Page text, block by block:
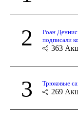
2
Роан Деннис
подписали
363
3 Трюковые
269